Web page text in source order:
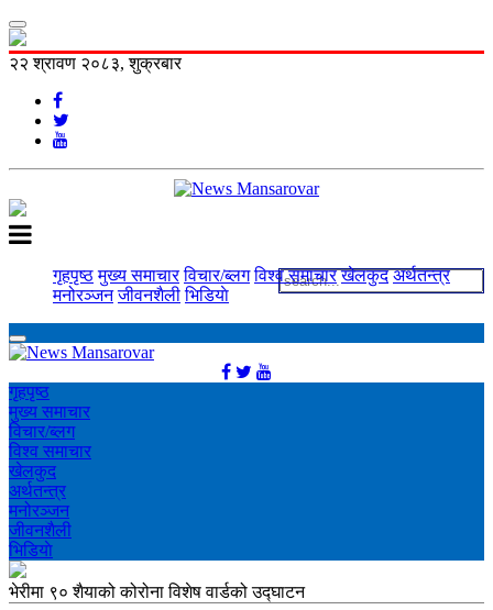
२२ श्रावण २०८३, शुक्रबार
गृहपृष्ठ मुख्य समाचार विचार/ब्लग विश्व समाचार खेलकुद अर्थतन्त्र
मनोरञ्‍जन जीवनशैली भिडियाे
गृहपृष्ठ
मुख्य समाचार
विचार/ब्लग
विश्व समाचार
खेलकुद
अर्थतन्त्र
मनोरञ्‍जन
जीवनशैली
भिडियाे
भेरीमा ९० शैयाको कोरोना विशेष वार्डको उद्घाटन